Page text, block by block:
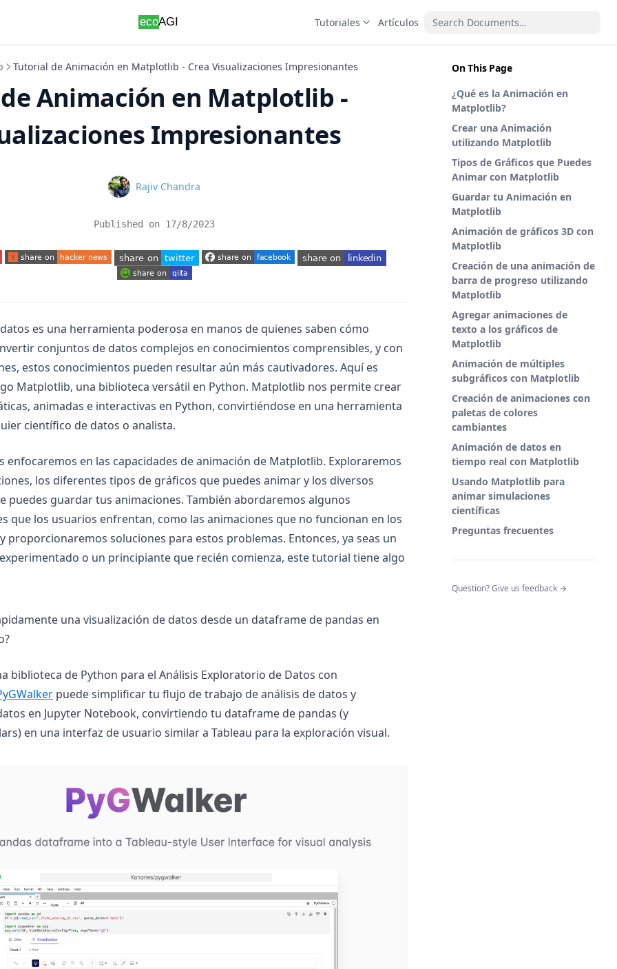
Tutoriales Artículos
On This Page
¿Qué es la Animación en
Matplotlib?
Crear una Animación
utilizando Matplotlib
Tipos de Gráficos que Puedes
Animar con Matplotlib
Guardar tu Animación en
Matplotlib
Animación de gráficos 3D con
Matplotlib
Creación de una animación de
barra de progreso utilizando
Matplotlib
Agregar animaciones de
texto a los gráficos de
Matplotlib
Animación de múltiples
subgráficos con Matplotlib
Creación de animaciones con
paletas de colores
cambiantes
Animación de datos en
tiempo real con Matplotlib
Usando Matplotlib para
animar simulaciones
científicas
Preguntas frecuentes
Question? Give us feedback →
Tutorial de Animación en Matplotlib - Crea Visualizaciones Impresionantes
Animación en Matplotlib -
Impresionantes
Name
Rajiv Chandra
Published on 17/8/2023
(opens in a new tab)
es una herramienta poderosa en manos de quienes saben cómo
conjuntos de datos complejos en conocimientos comprensibles, y con
estos conocimientos pueden resultar aún más cautivadores. Aquí es
Matplotlib, una biblioteca versátil en Python. Matplotlib nos permite crear
animadas e interactivas en Python, convirtiéndose en una herramienta
científico de datos o analista.
enfocaremos en las capacidades de animación de Matplotlib. Exploraremos
los diferentes tipos de gráficos que puedes animar y los diversos
puedes guardar tus animaciones. También abordaremos algunos
que los usuarios enfrentan, como las animaciones que no funcionan en los
proporcionaremos soluciones para estos problemas. Entonces, ya seas un
o un principiante que recién comienza, este tutorial tiene algo
una visualización de datos desde un dataframe de pandas en
biblioteca de Python para el Análisis Exploratorio de Datos con
(opens in a new tab)
puede simplificar tu flujo de trabajo de análisis de datos y
en Jupyter Notebook, convirtiendo tu dataframe de pandas (y
en una interfaz de usuario similar a Tableau para la exploración visual.